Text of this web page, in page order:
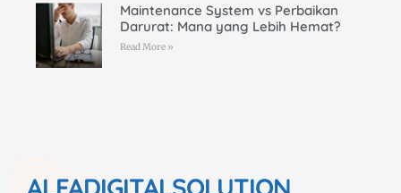
Maintenance System vs Perbaikan
Darurat: Mana yang Lebih Hemat?
Read More »